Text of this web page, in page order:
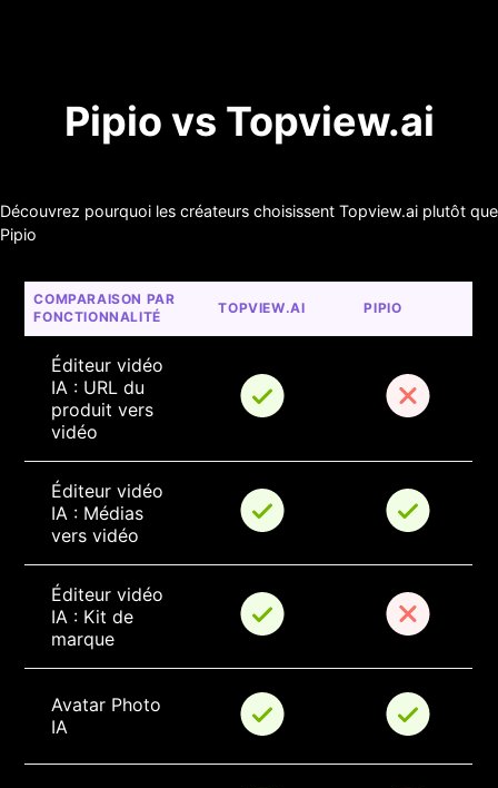
Pipio vs Topview.ai
Découvrez pourquoi les créateurs choisissent Topview.ai plutôt que
Pipio
COMPARAISON PAR
FONCTIONNALITÉ
TOPVIEW.AI PIPIO
Éditeur vidéo
IA : URL du
produit vers
vidéo
Éditeur vidéo
IA : Médias
vers vidéo
Éditeur vidéo
IA : Kit de
marque
Avatar Photo
IA